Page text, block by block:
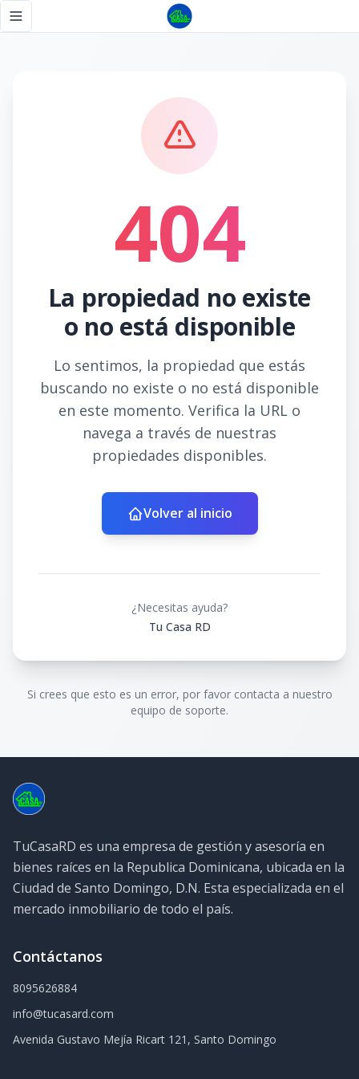
Toggle navigation menu
404
La propiedad no existe
o no está disponible
Lo sentimos, la propiedad que estás
buscando no existe o no está disponible
en este momento. Verifica la URL o
navega a través de nuestras
propiedades disponibles.
Volver al inicio
¿Necesitas ayuda?
Tu Casa RD
Si crees que esto es un error, por favor contacta a nuestro
equipo de soporte.
TuCasaRD es una empresa de gestión y asesoría en
bienes raíces en la Republica Dominicana, ubicada en la
Ciudad de Santo Domingo, D.N. Esta especializada en el
mercado inmobiliario de todo el país.
Contáctanos
8095626884
info@tucasard.com
Avenida Gustavo Mejía Ricart 121, Santo Domingo
Página no encontrada - Tu Casa RD